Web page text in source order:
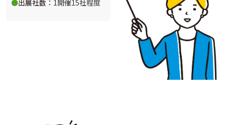
出展社数： 1開催15社程度